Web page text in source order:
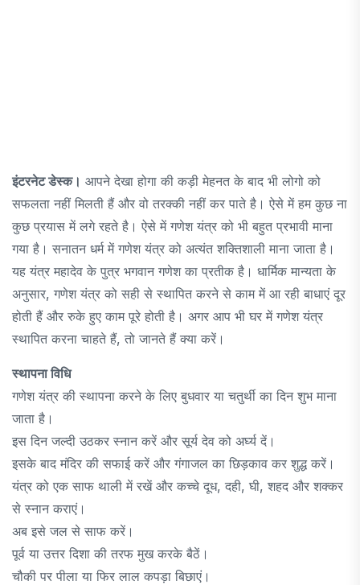
इंटरनेट डेस्क। आपने देखा होगा की कड़ी मेहनत के बाद भी लोगो को
सफलता नहीं मिलती हैं और वो तरक्की नहीं कर पाते है। ऐसे में हम कुछ ना
कुछ प्रयास में लगे रहते है। ऐसे में गणेश यंत्र को भी बहुत प्रभावी माना
गया है। सनातन धर्म में गणेश यंत्र को अत्यंत शक्तिशाली माना जाता है।
यह यंत्र महादेव के पुत्र भगवान गणेश का प्रतीक है। धार्मिक मान्यता के
अनुसार, गणेश यंत्र को सही से स्थापित करने से काम में आ रही बाधाएं दूर
होती हैं और रुके हुए काम पूरे होती है। अगर आप भी घर में गणेश यंत्र
स्थापित करना चाहते हैं, तो जानते हैं क्या करें।
स्थापना विधि
गणेश यंत्र की स्थापना करने के लिए बुधवार या चतुर्थी का दिन शुभ माना
जाता है।
इस दिन जल्दी उठकर स्नान करें और सूर्य देव को अर्घ्य दें।
इसके बाद मंदिर की सफाई करें और गंगाजल का छिड़काव कर शुद्ध करें।
यंत्र को एक साफ थाली में रखें और कच्चे दूध, दही, घी, शहद और शक्कर
से स्नान कराएं।
अब इसे जल से साफ करें।
पूर्व या उत्तर दिशा की तरफ मुख करके बैठें।
चौकी पर पीला या फिर लाल कपड़ा बिछाएं।